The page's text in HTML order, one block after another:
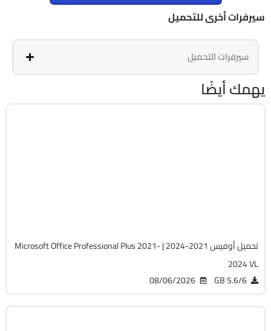
سيرفرات أخرى للتحميل
سيرفرات التحميل
يهمك أيضًا
تحميل أوفيس 2021-2024 | Microsoft Office Professional Plus 2021-
2024 VL
5.6/6 GB
08/06/2026